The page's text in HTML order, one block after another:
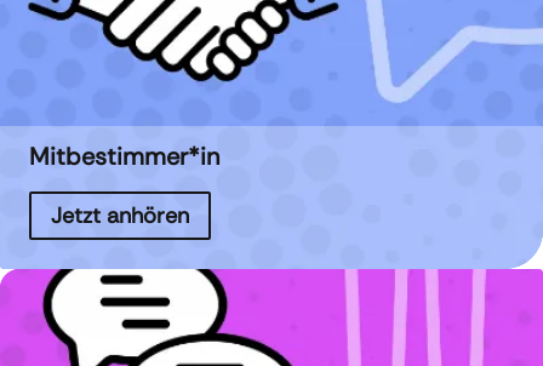
Mitbestimmer*in
Jetzt anhören